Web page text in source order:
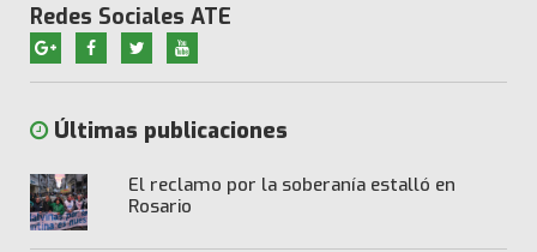
Redes Sociales ATE
Últimas publicaciones
El reclamo por la soberanía estalló en
Rosario